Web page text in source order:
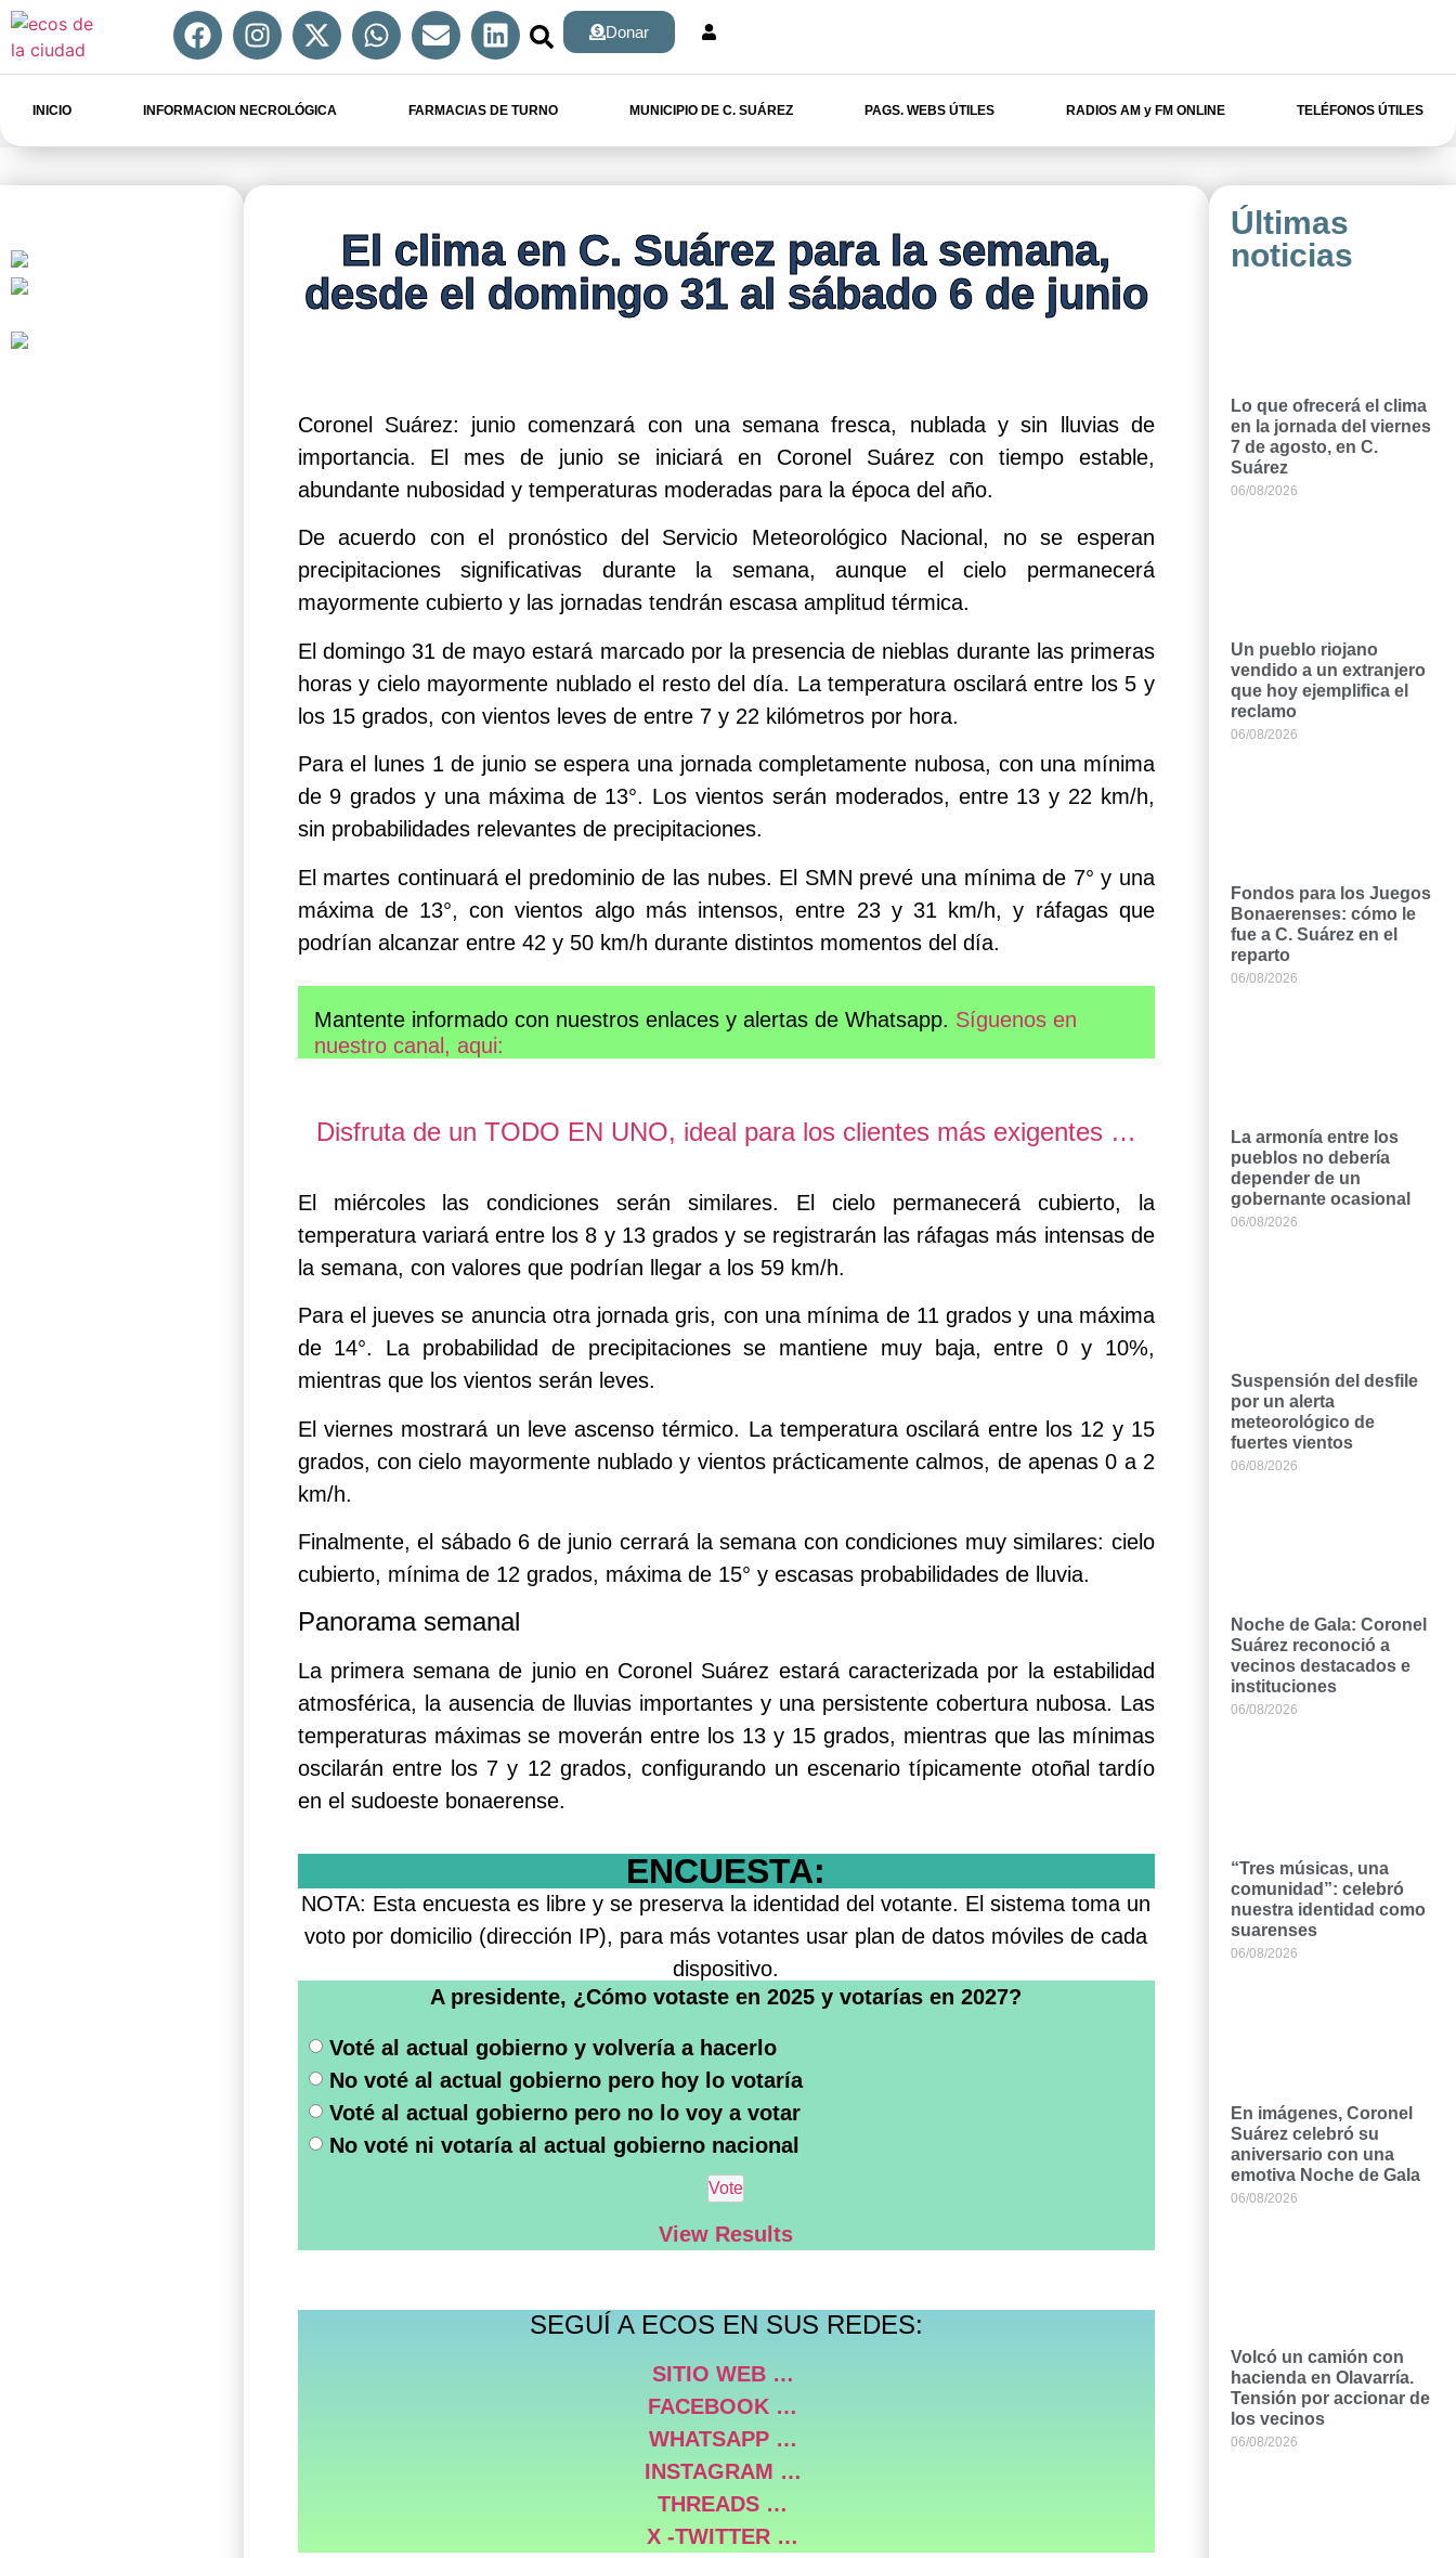
Donar
INICIO INFORMACION NECROLÓGICA FARMACIAS DE TURNO MUNICIPIO DE C. SUÁREZ PAGS. WEBS ÚTILES RADIOS AM y FM ONLINE TELÉFONOS ÚTILES
El clima en C. Suárez para la semana,
desde el domingo 31 al sábado 6 de junio
Coronel Suárez: junio comenzará con una semana fresca, nublada y sin lluvias de
importancia. El mes de junio se iniciará en Coronel Suárez con tiempo estable,
abundante nubosidad y temperaturas moderadas para la época del año.
De acuerdo con el pronóstico del Servicio Meteorológico Nacional, no se esperan
precipitaciones significativas durante la semana, aunque el cielo permanecerá
mayormente cubierto y las jornadas tendrán escasa amplitud térmica.
El domingo 31 de mayo estará marcado por la presencia de nieblas durante las primeras
horas y cielo mayormente nublado el resto del día. La temperatura oscilará entre los 5 y
los 15 grados, con vientos leves de entre 7 y 22 kilómetros por hora.
Para el lunes 1 de junio se espera una jornada completamente nubosa, con una mínima
de 9 grados y una máxima de 13°. Los vientos serán moderados, entre 13 y 22 km/h,
sin probabilidades relevantes de precipitaciones.
El martes continuará el predominio de las nubes. El SMN prevé una mínima de 7° y una
máxima de 13°, con vientos algo más intensos, entre 23 y 31 km/h, y ráfagas que
podrían alcanzar entre 42 y 50 km/h durante distintos momentos del día.
Mantente informado con nuestros enlaces y alertas de Whatsapp. Síguenos en
nuestro canal, aqui:
Disfruta de un TODO EN UNO, ideal para los clientes más exigentes …
El miércoles las condiciones serán similares. El cielo permanecerá cubierto, la
temperatura variará entre los 8 y 13 grados y se registrarán las ráfagas más intensas de
la semana, con valores que podrían llegar a los 59 km/h.
Para el jueves se anuncia otra jornada gris, con una mínima de 11 grados y una máxima
de 14°. La probabilidad de precipitaciones se mantiene muy baja, entre 0 y 10%,
mientras que los vientos serán leves.
El viernes mostrará un leve ascenso térmico. La temperatura oscilará entre los 12 y 15
grados, con cielo mayormente nublado y vientos prácticamente calmos, de apenas 0 a 2
km/h.
Finalmente, el sábado 6 de junio cerrará la semana con condiciones muy similares: cielo
cubierto, mínima de 12 grados, máxima de 15° y escasas probabilidades de lluvia.
Panorama semanal
La primera semana de junio en Coronel Suárez estará caracterizada por la estabilidad
atmosférica, la ausencia de lluvias importantes y una persistente cobertura nubosa. Las
temperaturas máximas se moverán entre los 13 y 15 grados, mientras que las mínimas
oscilarán entre los 7 y 12 grados, configurando un escenario típicamente otoñal tardío
en el sudoeste bonaerense.
ENCUESTA:
A presidente, ¿Cómo votaste en 2025 y votarías en 2027?
Voté al actual gobierno y volvería a hacerlo
No voté al actual gobierno pero hoy lo votaría
Voté al actual gobierno pero no lo voy a votar
No voté ni votaría al actual gobierno nacional
View Results
NOTA: Esta encuesta es libre y se preserva la identidad del votante. El sistema toma un
voto por domicilio (dirección IP), para más votantes usar plan de datos móviles de cada
dispositivo.
SEGUÍ A ECOS EN SUS REDES:
SITIO WEB …
FACEBOOK …
WHATSAPP …
INSTAGRAM …
THREADS …
X -TWITTER …
Últimas
noticias
Lo que ofrecerá el clima
en la jornada del viernes
7 de agosto, en C.
Suárez
06/08/2026
Un pueblo riojano
vendido a un extranjero
que hoy ejemplifica el
reclamo
06/08/2026
Fondos para los Juegos
Bonaerenses: cómo le
fue a C. Suárez en el
reparto
06/08/2026
La armonía entre los
pueblos no debería
depender de un
gobernante ocasional
06/08/2026
Suspensión del desfile
por un alerta
meteorológico de
fuertes vientos
06/08/2026
Noche de Gala: Coronel
Suárez reconoció a
vecinos destacados e
instituciones
06/08/2026
“Tres músicas, una
comunidad”: celebró
nuestra identidad como
suarenses
06/08/2026
En imágenes, Coronel
Suárez celebró su
aniversario con una
emotiva Noche de Gala
06/08/2026
Volcó un camión con
hacienda en Olavarría.
Tensión por accionar de
los vecinos
06/08/2026